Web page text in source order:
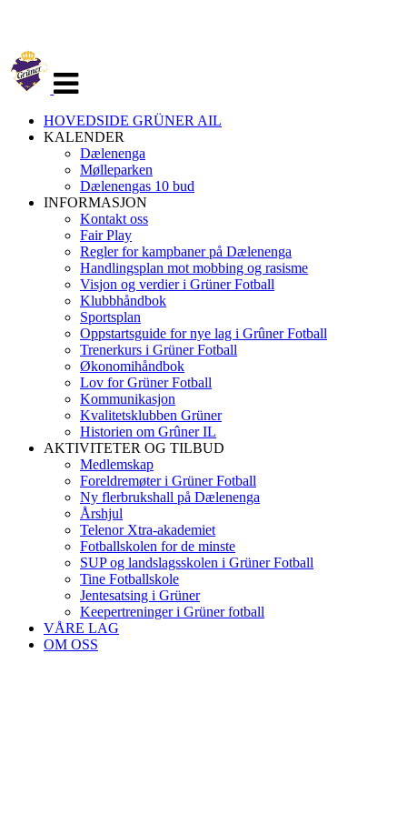
navigasjon
HOVEDSIDE GRÜNER AIL
KALENDER
Dælenenga
Mølleparken
Dælenengas 10 bud
INFORMASJON
Kontakt oss
Fair Play
Regler for kampbaner på Dælenenga
Handlingsplan mot mobbing og rasisme
Visjon og verdier i Grüner Fotball
Klubbhåndbok
Sportsplan
Oppstartsguide for nye lag i Grûner Fotball
Trenerkurs i Grüner Fotball
Økonomihåndbok
Lov for Grüner Fotball
Kommunikasjon
Kvalitetsklubben Grüner
Historien om Grûner IL
AKTIVITETER OG TILBUD
Medlemskap
Foreldremøter i Grüner Fotball
Ny flerbrukshall på Dælenenga
Årshjul
Telenor Xtra-akademiet
Fotballskolen for de minste
SUP og landslagsskolen i Grüner Fotball
Tine Fotballskole
Jentesatsing i Grüner
Keepertreninger i Grüner fotball
VÅRE LAG
OM OSS